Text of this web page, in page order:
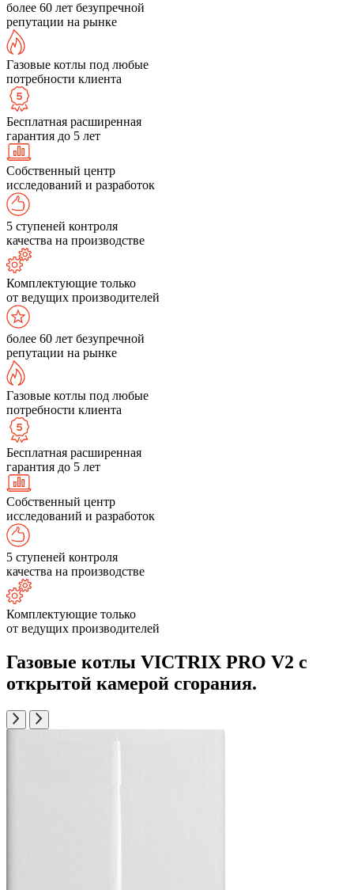
более 60 лет безупречной
репутации на рынке
Газовые котлы под любые
потребности клиента
Бесплатная расширенная
гарантия до 5 лет
Собственный центр
исследований и разработок
5 ступеней контроля
качества на производстве
Комплектующие только
от ведущих производителей
более 60 лет безупречной
репутации на рынке
Газовые котлы под любые
потребности клиента
Бесплатная расширенная
гарантия до 5 лет
Собственный центр
исследований и разработок
5 ступеней контроля
качества на производстве
Комплектующие только
от ведущих производителей
Газовые котлы VICTRIX PRO V2 с
открытой камерой сгорания.